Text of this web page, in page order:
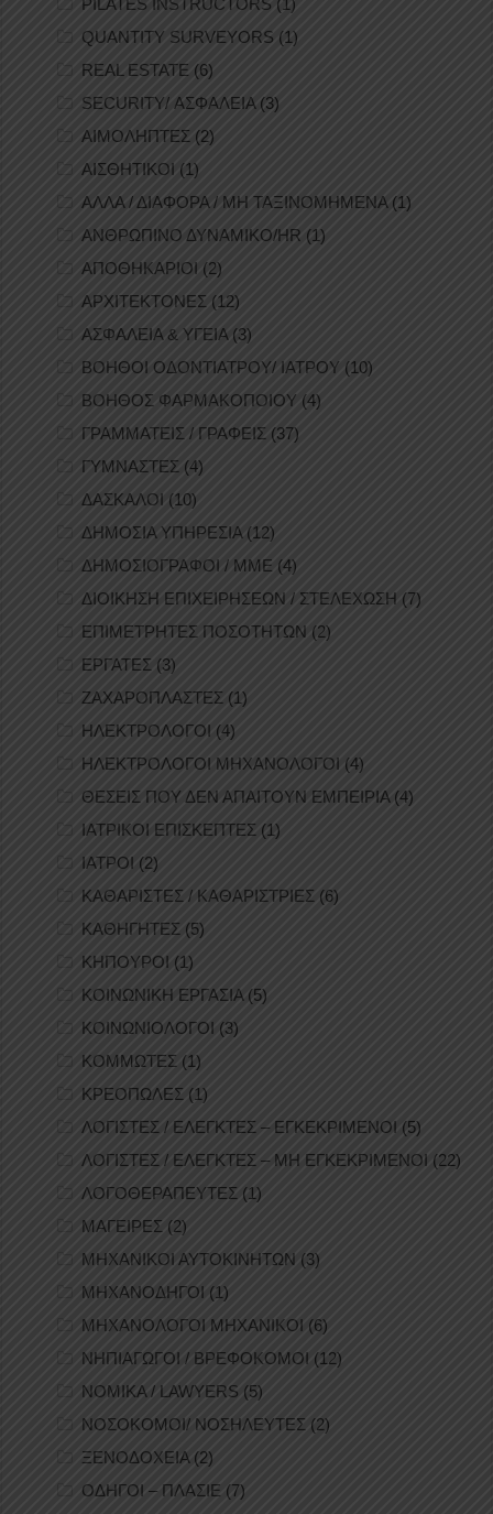
QUANTITY SURVEYORS (1)
REAL ESTATE (6)
SECURITY/ ΑΣΦΑΛΕΙΑ(3)
ΑΙΜΟΛΗΠΤΕΣ (2)
ΑΙΣΘΗΤΙΚΟΙ (1)
ΑΛΛΑ / ΔΙΑΦΟΡΑ / ΜΗ ΤΑΞΙΝΟΜΗΜΕΝΑ(1)
ΑΝΘΡΩΠΙΝΟ ΔΥΝΑΜΙΚΟ/HR (1)
ΑΠΟΘΗΚΑΡΙΟΙ (2)
ΑΡΧΙΤΕΚΤΟΝΕΣ (12)
ΑΣΦΑΛΕΙΑ & ΥΓΕΙΑ(3)
ΒΟΗΘΟΙ ΟΔΟΝΤΙΑΤΡΟΥ/ ΙΑΤΡΟΥ (10)
ΒΟΗΘΟΣ ΦΑΡΜΑΚΟΠΟΙΟΥ (4)
ΓΡΑΜΜΑΤΕΙΣ / ΓΡΑΦΕΙΣ (37)
ΓΥΜΝΑΣΤΕΣ (4)
ΔΑΣΚΑΛΟΙ (10)
ΔΗΜΟΣΙΑ ΥΠΗΡΕΣΙΑ (12)
ΔΗΜΟΣΙΟΓΡΑΦΟΙ / ΜΜΕ (4)
ΔΙΟΙΚΗΣΗ ΕΠΙΧΕΙΡΗΣΕΩΝ / ΣΤΕΛΕΧΩΣΗ (7)
ΕΠΙΜΕΤΡΗΤΕΣ ΠΟΣΟΤΗΤΩΝ (2)
ΕΡΓΑΤΕΣ (3)
ΖΑΧΑΡΟΠΛΑΣΤΕΣ (1)
ΗΛΕΚΤΡΟΛΟΓΟΙ (4)
ΗΛΕΚΤΡΟΛΟΓΟΙ ΜΗΧΑΝΟΛΟΓΟΙ (4)
ΘΕΣΕΙΣ ΠΟΥ ΔΕΝ ΑΠΑΙΤΟΥΝ ΕΜΠΕΙΡΙΑ(4)
ΙΑΤΡΙΚΟΙ ΕΠΙΣΚΕΠΤΕΣ (1)
ΙΑΤΡΟΙ (2)
ΚΑΘΑΡΙΣΤΕΣ / ΚΑΘΑΡΙΣΤΡΙΕΣ (6)
ΚΑΘΗΓΗΤΕΣ (5)
ΚΗΠΟΥΡΟΙ (1)
ΚΟΙΝΩΝΙΚΗ ΕΡΓΑΣΙΑ(5)
ΚΟΙΝΩΝΙΟΛΟΓΟΙ (3)
ΚΟΜΜΩΤΕΣ (1)
ΚΡΕΟΠΩΛΕΣ (1)
ΛΟΓΙΣΤΕΣ / ΕΛΕΓΚΤΕΣ – ΕΓΚΕΚΡΙΜΕΝΟΙ (5)
ΛΟΓΙΣΤΕΣ / ΕΛΕΓΚΤΕΣ – ΜΗ ΕΓΚΕΚΡΙΜΕΝΟΙ (22)
ΛΟΓΟΘΕΡΑΠΕΥΤΕΣ (1)
ΜΑΓΕΙΡΕΣ (2)
ΜΗΧΑΝΙΚΟΙ ΑΥΤΟΚΙΝΗΤΩΝ (3)
ΜΗΧΑΝΟΔΗΓΟΙ (1)
ΜΗΧΑΝΟΛΟΓΟΙ ΜΗΧΑΝΙΚΟΙ (6)
ΝΗΠΙΑΓΩΓΟΙ / ΒΡΕΦΟΚΟΜΟΙ (12)
ΝΟΜΙΚΑ / LAWYERS (5)
ΝΟΣΟΚΟΜΟΙ/ ΝΟΣΗΛΕΥΤΕΣ (2)
ΞΕΝΟΔΟΧΕΙΑ(2)
ΟΔΗΓΟΙ – ΠΛΑΣΙΕ (7)